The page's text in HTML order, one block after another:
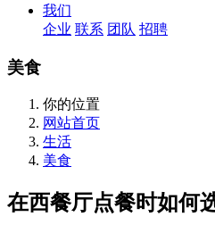
我们
企业 联系 团队 招聘
美食
你的位置
网站首页
生活
美食
在西餐厅点餐时如何